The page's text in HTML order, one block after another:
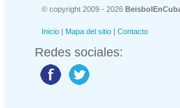
© copyright 2009 - 2026
Inicio | Mapa del sitio | Contacto
Redes sociales: